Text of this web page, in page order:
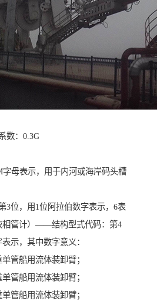
数：0.3G
母表示，用于内河或海岸码头槽
3位，用1位阿拉伯数字表示，6表
相管计）——结构型式代码：第4
示，其中数字意义：
管船用流体装卸臂；
船用流体装卸臂；
管船用流体装卸臂；